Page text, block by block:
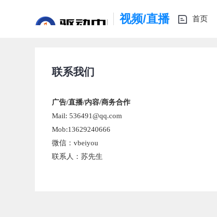
视频/直播 首页
联系我们
广告/直播/内容/商务合作
Mail: 536491@qq.com
Mob:13629240666
微信：vbeiyou
联系人：苏先生